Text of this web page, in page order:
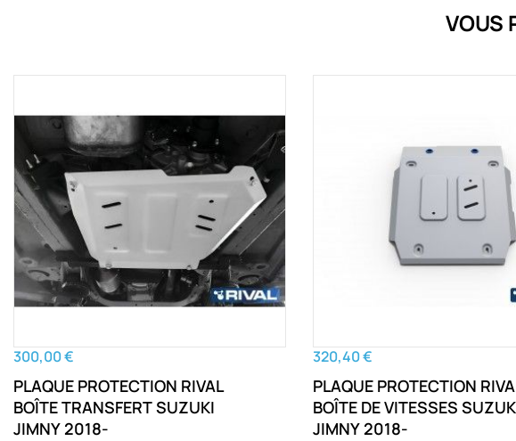
VOUS
300,00 €
PLAQUE PROTECTION RIVAL
BOÎTE TRANSFERT SUZUKI
JIMNY 2018-
320,40 €
PLAQUE PROTECTION
BOÎTE DE VITESSES
JIMNY 2018-